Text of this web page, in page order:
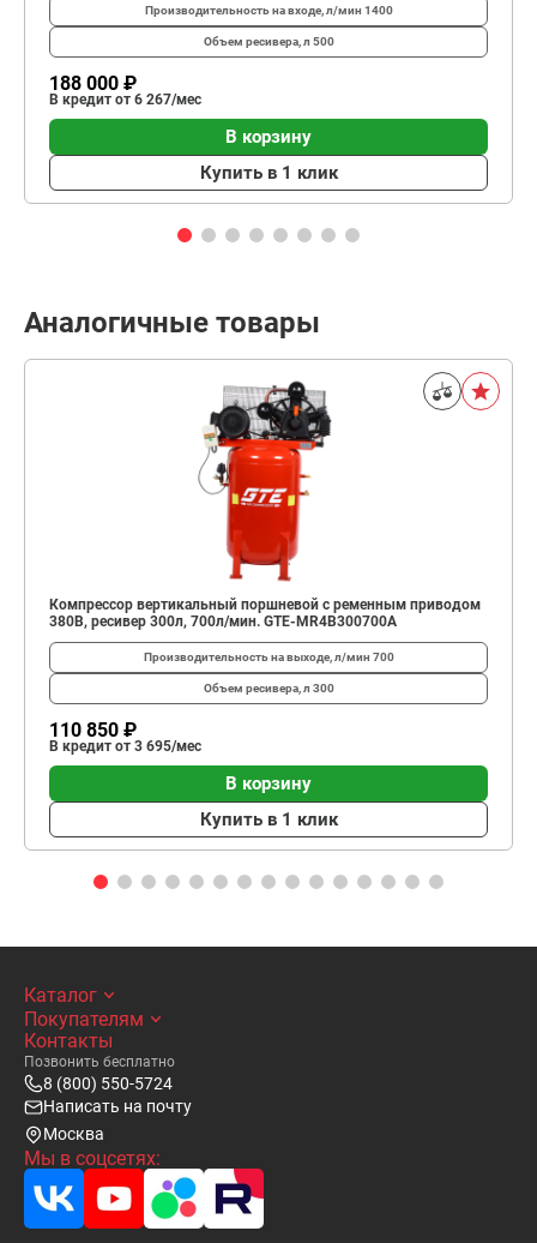
Производительность на входе, л/мин 1400
Объем ресивера, л 500
188 000 ₽
В кредит от 6 267/мес
В корзину
Купить в 1 клик
Аналогичные товары
Компрессор вертикальный поршневой с ременным приводом
380В, ресивер 300л, 700л/мин. GTE-МR4В300700А
Производительность на выходе, л/мин 700
Объем ресивера, л 300
110 850 ₽
В кредит от 3 695/мес
В корзину
Купить в 1 клик
Каталог
Покупателям
Контакты
Позвонить бесплатно
8 (800) 550-5724
Написать на почту
Москва
Мы в соцсетях: